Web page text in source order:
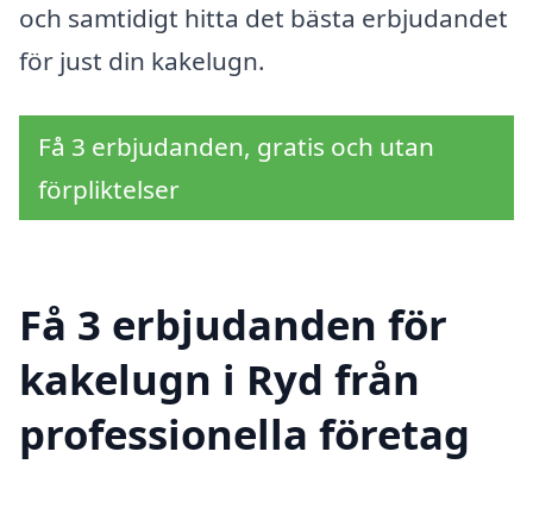
och samtidigt hitta det bästa erbjudandet
för just din kakelugn.
Få 3 erbjudanden, gratis och utan
förpliktelser
Få 3 erbjudanden för
kakelugn i Ryd från
professionella företag